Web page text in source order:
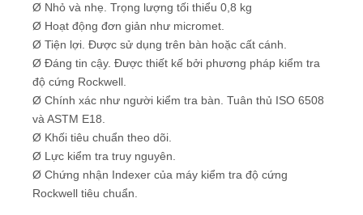
Ø Nhỏ và nhẹ. Trọng lượng tối thiểu 0,8 kg
Ø Hoạt động đơn giản như micromet.
Ø Tiện lợi. Được sử dụng trên bàn hoặc cất cánh.
Ø Đáng tin cậy. Được thiết kế bởi phương pháp kiểm tra
độ cứng Rockwell.
Ø Chính xác như người kiểm tra bàn. Tuân thủ ISO 6508
và ASTM E18.
Ø Khối tiêu chuẩn theo dõi.
Ø Lực kiểm tra truy nguyên.
Ø Chứng nhận Indexer của máy kiểm tra độ cứng
Rockwell tiêu chuẩn.